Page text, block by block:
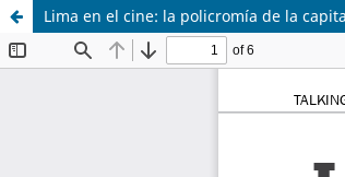
Lima en el cine: la policromía de la